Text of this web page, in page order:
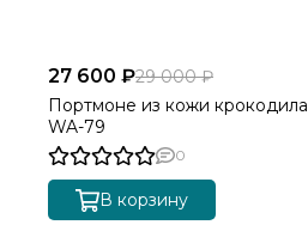
27 600 ₽29 000 ₽
Портмоне из кожи крокодила
WA-79
0
В корзину